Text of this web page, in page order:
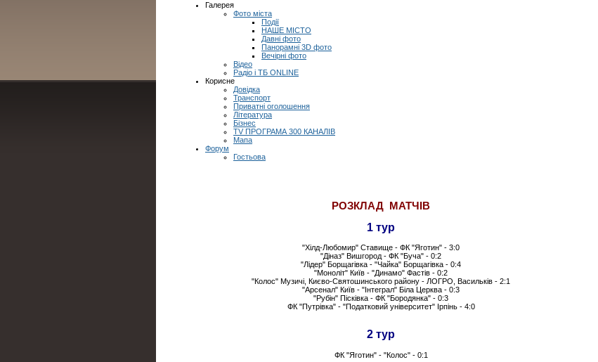
Галерея
Фото міста
Події
НАШЕ МІСТО
Давні фото
Панорамні 3D фото
Вечірні фото
Відео
Радіо і ТБ ONLINE
Корисне
Довідка
Транспорт
Приватні оголошення
Література
Бізнес
TV ПРОГРАМА 300 КАНАЛІВ
Мапа
Форум
Гостьова
РОЗКЛАД МАТЧІВ
1 тур
"Хілд-Любомир" Ставище - ФК "Яготин" - 3:0
"Діназ" Вишгород - ФК "Буча" - 0:2
"Лідер" Борщагівка - "Чайка" Борщагівка - 0:4
"Моноліт" Київ - "Динамо" Фастів - 0:2
"Колос" Музичі, Києво-Святошинського району - ЛОГРО, Васильків - 2:1
"Арсенал" Київ - "Інтеграл" Біла Церква - 0:3
"Рубін" Пісківка - ФК "Бородянка" - 0:3
ФК "Путрівка" - "Податковий університет" Ірпінь - 4:0
2 тур
ФК "Яготин" - "Колос" - 0:1